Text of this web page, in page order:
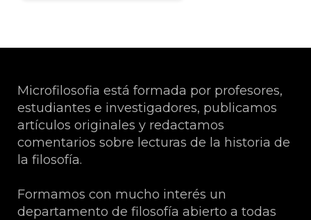
Microfilosofia está formada por profesores,
estudiantes e investigadores, publicamos
artículos originales y redactamos
comentarios sobre lecturas de la historia de
la filosofía.
Formamos con mucho interés un
departamento de filosofía abierto a todas